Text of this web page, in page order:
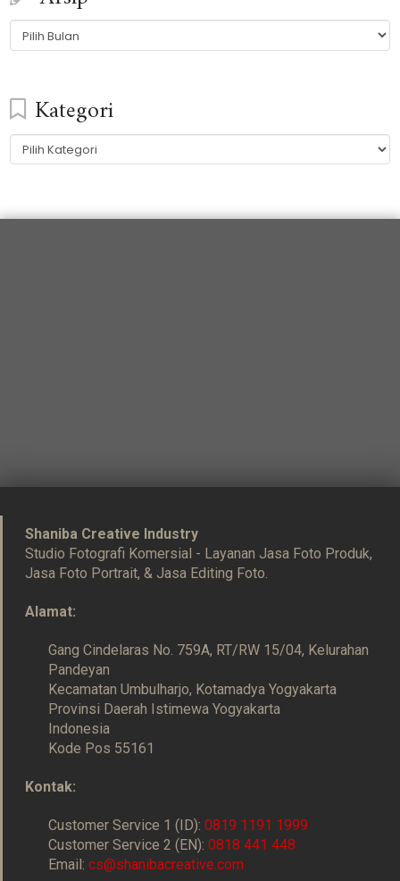
Arsip
Kategori
Kategori
Shaniba Creative Industry
Studio Fotografi Komersial - Layanan Jasa Foto Produk,
Jasa Foto Portrait, & Jasa Editing Foto.
Alamat:
Gang Cindelaras No. 759A, RT/RW 15/04, Kelurahan
Pandeyan
Kecamatan Umbulharjo, Kotamadya Yogyakarta
Provinsi Daerah Istimewa Yogyakarta
Indonesia
Kode Pos 55161
Kontak:
Customer Service 1 (ID):0819 1191 1999
Customer Service 2 (EN):0818 441 448
Email:cs@shanibacreative.com